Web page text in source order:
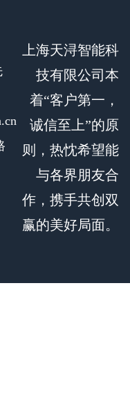
上海天浔智能科
技有限公司本
着“客户第一，
诚信至上”的原
则，热忱希望能
与各界朋友合
作，携手共创双
赢的美好局面。